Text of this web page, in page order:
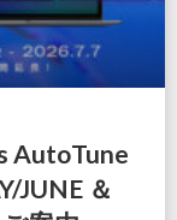
AutoTune
JUNE ＆